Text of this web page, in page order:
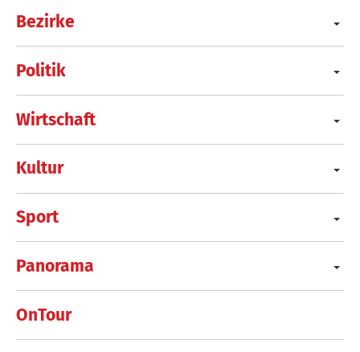
Bezirke
Politik
Wirtschaft
Kultur
Sport
Panorama
OnTour